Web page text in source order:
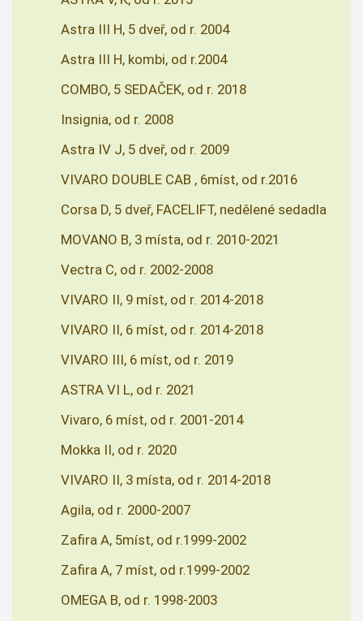
Astra III H, 5 dveř, od r. 2004
Astra III H, kombi, od r.2004
COMBO, 5 SEDAČEK, od r. 2018
Insignia, od r. 2008
Astra IV J, 5 dveř, od r. 2009
VIVARO DOUBLE CAB , 6míst, od r.2016
Corsa D, 5 dveř, FACELIFT, nedělené sedadla
MOVANO B, 3 místa, od r. 2010-2021
Vectra C, od r. 2002-2008
VIVARO II, 9 míst, od r. 2014-2018
VIVARO II, 6 míst, od r. 2014-2018
VIVARO III, 6 míst, od r. 2019
ASTRA VI L, od r. 2021
Vivaro, 6 míst, od r. 2001-2014
Mokka II, od r. 2020
VIVARO II, 3 místa, od r. 2014-2018
Agila, od r. 2000-2007
Zafira A, 5míst, od r.1999-2002
Zafira A, 7 míst, od r.1999-2002
OMEGA B, od r. 1998-2003